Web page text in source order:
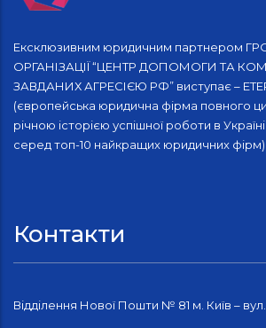
Ексклюзивним юридичним партнером
ОРГАНІЗАЦІЇ “ЦЕНТР ДОПОМОГИ ТА
ЗАВДАНИХ АГРЕСІЄЮ РФ” виступає –
(європейська юридична фірма повного
річною історією успішної роботи в
серед топ-10 найкращих юридичних фірм)
Контакти
Відділення Нової Пошти № 81 м. Київ – вул.